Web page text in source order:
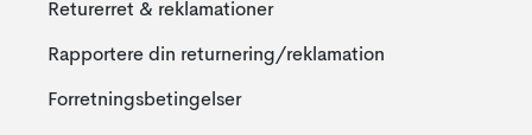
Returerret & reklamationer
Rapportere din returnering/reklamation
Forretningsbetingelser